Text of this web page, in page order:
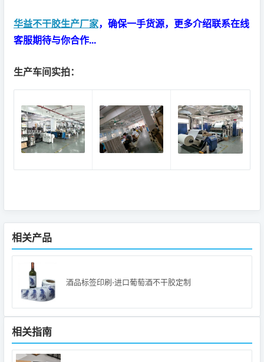
华益不干胶生产厂家，确保一手货源，更多介绍联系在线
客服期待与你合作...
生产车间实拍：
相关产品
酒品标签印刷-进口葡萄酒不干胶定制
相关指南